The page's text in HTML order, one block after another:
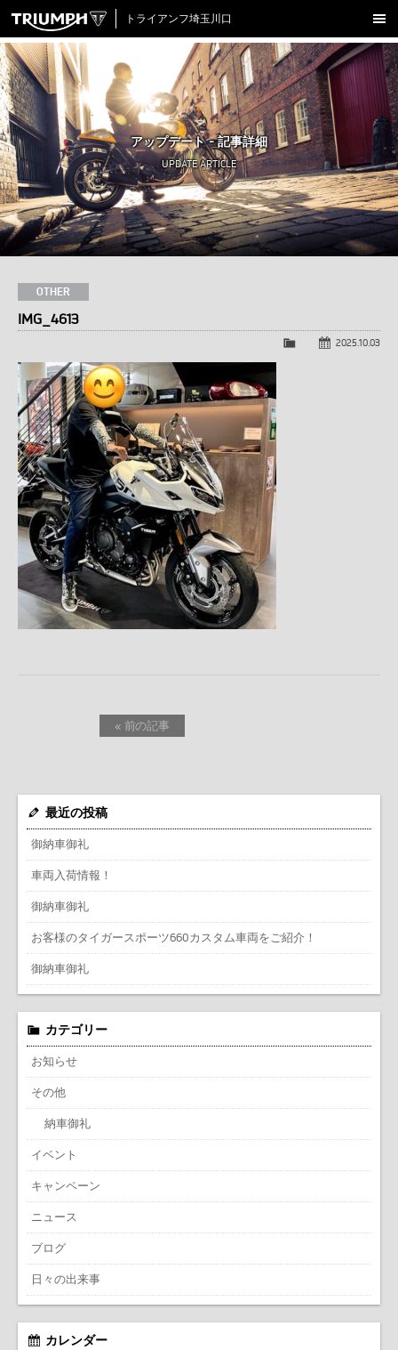
トライアンフ埼玉川口
新車在庫情報
試乗車一覧
認定中古車
アクセサリー
クロージング
アップデート
店舗情報
採用情報
TRIUMPH OFFICIAL SITE
LINE FacebookInstagram
X
アップデート - 記事詳細
UPDATE ARTICLE
OTHER
IMG_4613
2025.10.03
« 前の記事
最近の投稿
御納車御礼
車両入荷情報！
御納車御礼
お客様のタイガースポーツ660カスタム車両をご紹介！
御納車御礼
カテゴリー
お知らせ
その他
納車御礼
イベント
キャンペーン
ニュース
ブログ
日々の出来事
カレンダー